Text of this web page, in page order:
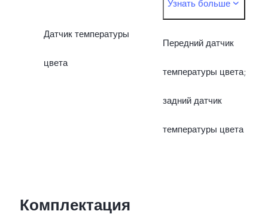
многоспектральный
датчик
Узнать больше
Датчик температуры
цвета
Передний датчик
температуры цвета;
задний датчик
температуры цвета
Комплектация